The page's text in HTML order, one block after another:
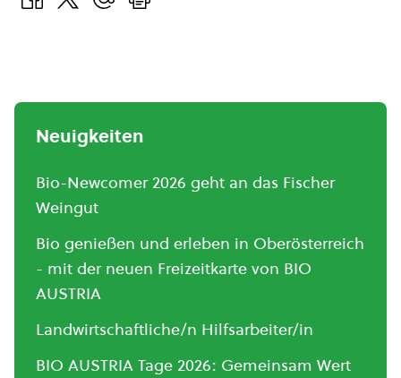
Neuigkeiten
Bio-Newcomer 2026 geht an das Fischer
Weingut
Bio genießen und erleben in Oberösterreich
- mit der neuen Freizeitkarte von BIO
AUSTRIA
Landwirtschaftliche/n Hilfsarbeiter/in
BIO AUSTRIA Tage 2026: Gemeinsam Wert